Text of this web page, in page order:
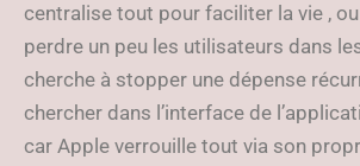
centralise tout pour faciliter la vie ,
perdre un peu les utilisateurs dans
cherche à stopper une dépense
chercher dans l’interface de
car Apple verrouille tout via son